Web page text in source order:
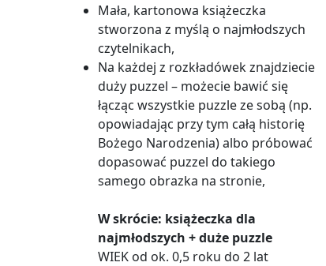
Mała, kartonowa książeczka
stworzona z myślą o najmłodszych
czytelnikach,
Na każdej z rozkładówek znajdziecie
duży puzzel – możecie bawić się
łącząc wszystkie puzzle ze sobą (np.
opowiadając przy tym całą historię
Bożego Narodzenia) albo próbować
dopasować puzzel do takiego
samego obrazka na stronie,
W skrócie: książeczka dla
najmłodszych + duże puzzle
WIEK od ok. 0,5 roku do 2 lat